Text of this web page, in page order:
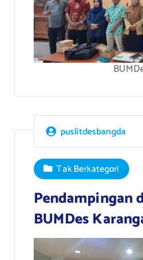
puslitdesbangda
Tak Berkategori
Pendampingan
BUMDes